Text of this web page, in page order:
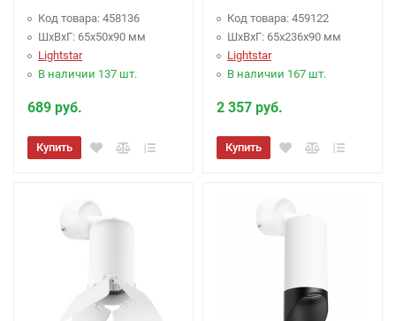
Код товара: 458136
ШхВхГ: 65x50x90 мм
Lightstar
В наличии 137 шт.
689 руб.
Купить
Код товара: 459122
ШхВхГ: 65x236x90 мм
Lightstar
В наличии 167 шт.
2 357 руб.
Купить